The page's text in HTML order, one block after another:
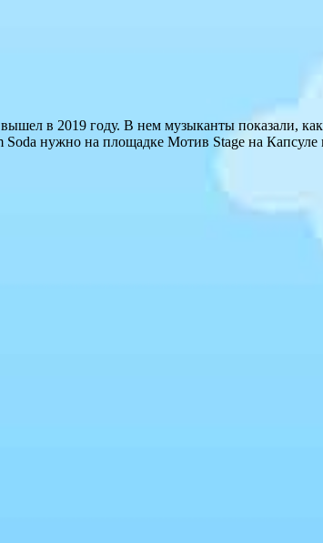
в 2019 году. В нем музыканты показали,
нужно на площадке Mотив Stage на Капсуле